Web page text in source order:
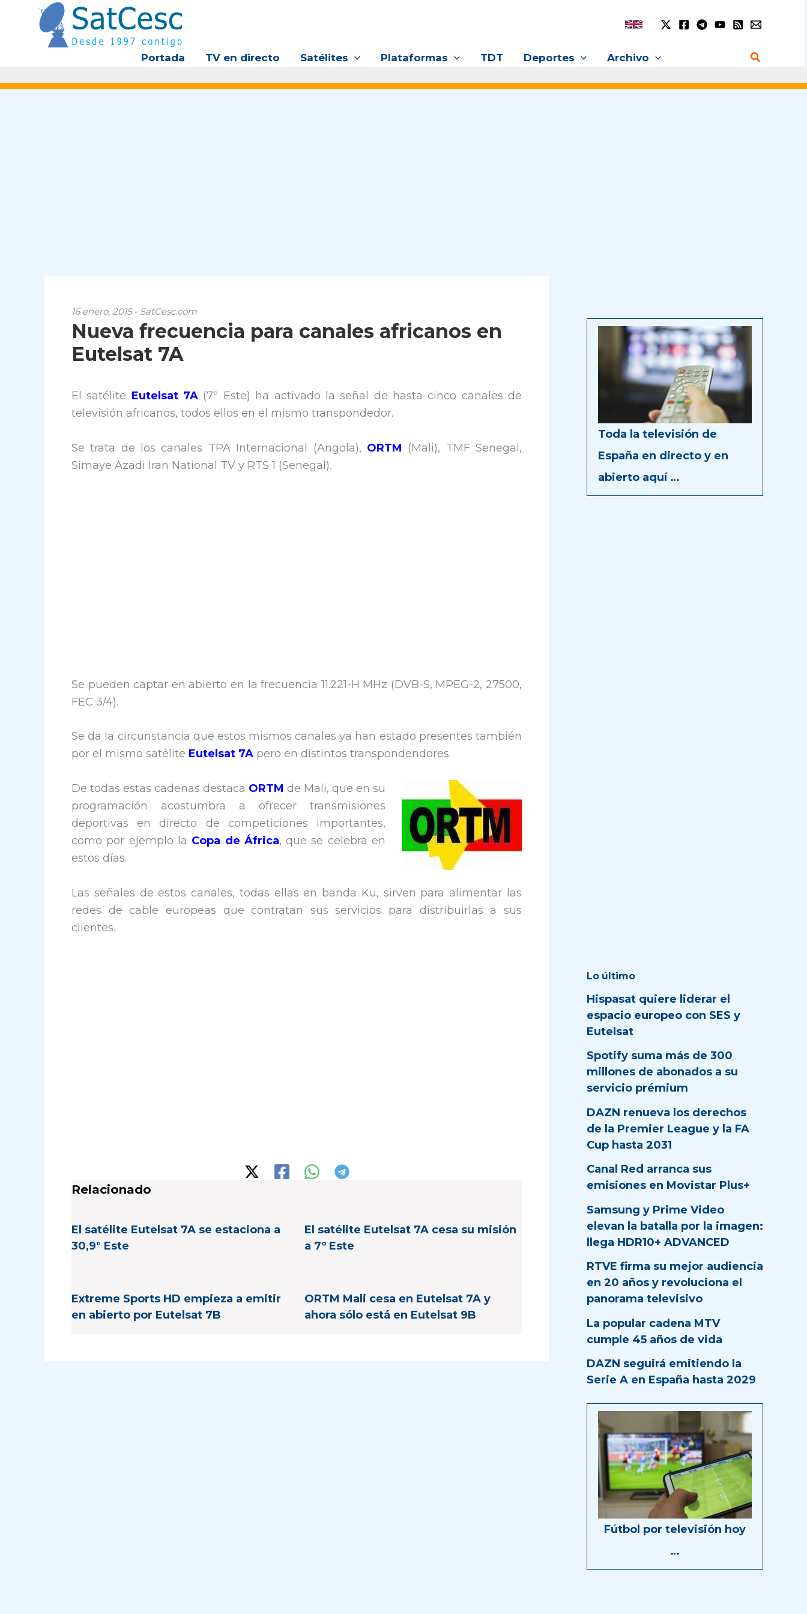
contenido
Portada TV en directo Satélites Plataformas TDT Deportes Archivo Buscar
16 enero, 2015 - SatCesc.com
Nueva frecuencia para canales africanos en
Eutelsat 7A
El satélite Eutelsat 7A (7º Este) ha activado la señal de hasta cinco canales de
televisión africanos, todos ellos en el mismo transpondedor.
Se trata de los canales TPA Internacional (Angola), ORTM (Mali), TMF Senegal,
Simaye Azadi Iran National TV y RTS 1 (Senegal).
Se pueden captar en abierto en la frecuencia 11.221-H MHz (DVB-S, MPEG-2, 27500,
FEC 3/4).
Se da la circunstancia que estos mismos canales ya han estado presentes también
por el mismo satélite Eutelsat 7A pero en distintos transpondendores.
De todas estas cadenas destaca ORTM de Mali, que en su
programación acostumbra a ofrecer transmisiones
deportivas en directo de competiciones importantes,
como por ejemplo la Copa de África, que se celebra en
estos días.
Las señales de estos canales, todas ellas en banda Ku, sirven para alimentar las
redes de cable europeas que contratan sus servicios para distribuirlas a sus
clientes.
Relacionado
El satélite Eutelsat 7A se estaciona a
30,9° Este
El satélite Eutelsat 7A cesa su misión
a 7º Este
Extreme Sports HD empieza a emitir
en abierto por Eutelsat 7B
ORTM Mali cesa en Eutelsat 7A y
ahora sólo está en Eutelsat 9B
Toda la televisión de
España en directo y en
abierto aquí …
Lo último
Hispasat quiere liderar el
espacio europeo con SES y
Eutelsat
Spotify suma más de 300
millones de abonados a su
servicio prémium
DAZN renueva los derechos
de la Premier League y la FA
Cup hasta 2031
Canal Red arranca sus
emisiones en Movistar Plus+
Samsung y Prime Video
elevan la batalla por la imagen:
llega HDR10+ ADVANCED
RTVE firma su mejor audiencia
en 20 años y revoluciona el
panorama televisivo
La popular cadena MTV
cumple 45 años de vida
DAZN seguirá emitiendo la
Serie A en España hasta 2029
Fútbol por televisión hoy
…